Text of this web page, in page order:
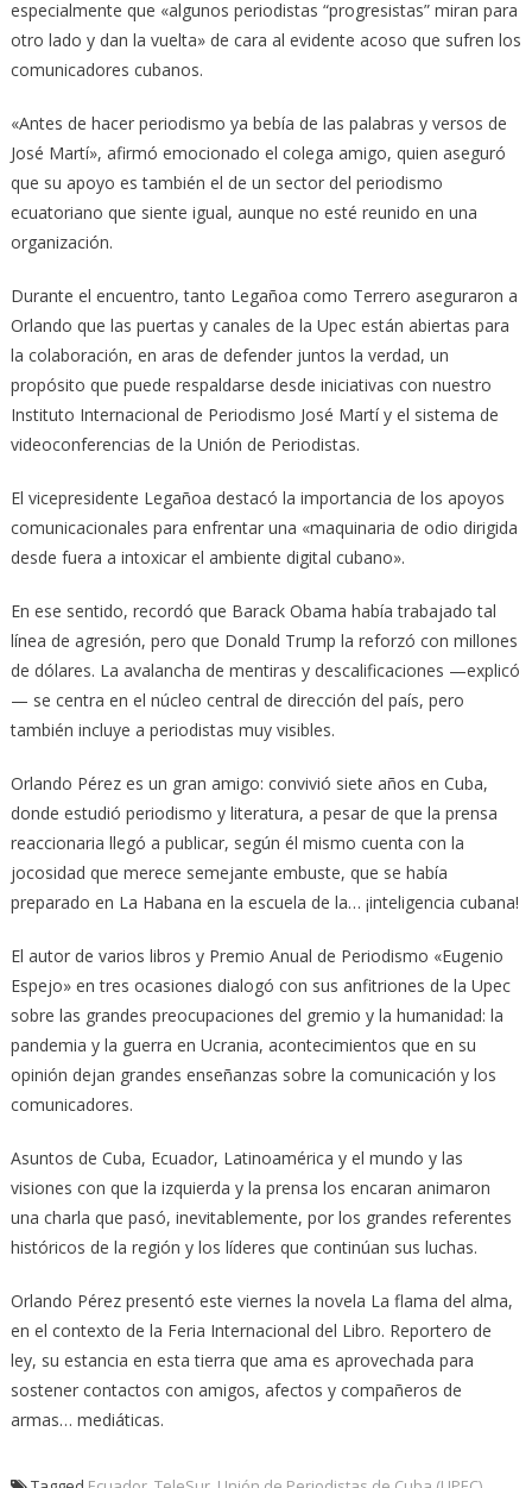
especialmente que «algunos periodistas “progresistas” miran para
otro lado y dan la vuelta» de cara al evidente acoso que sufren los
comunicadores cubanos.
«Antes de hacer periodismo ya bebía de las palabras y versos de
José Martí», afirmó emocionado el colega amigo, quien aseguró
que su apoyo es también el de un sector del periodismo
ecuatoriano que siente igual, aunque no esté reunido en una
organización.
Durante el encuentro, tanto Legañoa como Terrero aseguraron a
Orlando que las puertas y canales de la Upec están abiertas para
la colaboración, en aras de defender juntos la verdad, un
propósito que puede respaldarse desde iniciativas con nuestro
Instituto Internacional de Periodismo José Martí y el sistema de
videoconferencias de la Unión de Periodistas.
El vicepresidente Legañoa destacó la importancia de los apoyos
comunicacionales para enfrentar una «maquinaria de odio dirigida
desde fuera a intoxicar el ambiente digital cubano».
En ese sentido, recordó que Barack Obama había trabajado tal
línea de agresión, pero que Donald Trump la reforzó con millones
de dólares. La avalancha de mentiras y descalificaciones —explicó
— se centra en el núcleo central de dirección del país, pero
también incluye a periodistas muy visibles.
Orlando Pérez es un gran amigo: convivió siete años en Cuba,
donde estudió periodismo y literatura, a pesar de que la prensa
reaccionaria llegó a publicar, según él mismo cuenta con la
jocosidad que merece semejante embuste, que se había
preparado en La Habana en la escuela de la… ¡inteligencia cubana!
El autor de varios libros y Premio Anual de Periodismo «Eugenio
Espejo» en tres ocasiones dialogó con sus anfitriones de la Upec
sobre las grandes preocupaciones del gremio y la humanidad: la
pandemia y la guerra en Ucrania, acontecimientos que en su
opinión dejan grandes enseñanzas sobre la comunicación y los
comunicadores.
Asuntos de Cuba, Ecuador, Latinoamérica y el mundo y las
visiones con que la izquierda y la prensa los encaran animaron
una charla que pasó, inevitablemente, por los grandes referentes
históricos de la región y los líderes que continúan sus luchas.
Orlando Pérez presentó este viernes la novela La flama del alma,
en el contexto de la Feria Internacional del Libro. Reportero de
ley, su estancia en esta tierra que ama es aprovechada para
sostener contactos con amigos, afectos y compañeros de
armas… mediáticas.